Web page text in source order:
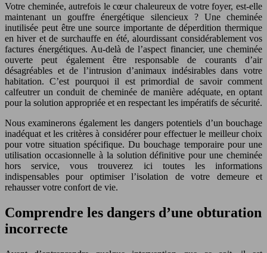
Votre cheminée, autrefois le cœur chaleureux de votre foyer, est-elle
maintenant un gouffre énergétique silencieux ? Une cheminée
inutilisée peut être une source importante de déperdition thermique
en hiver et de surchauffe en été, alourdissant considérablement vos
factures énergétiques. Au-delà de l’aspect financier, une cheminée
ouverte peut également être responsable de courants d’air
désagréables et de l’intrusion d’animaux indésirables dans votre
habitation. C’est pourquoi il est primordial de savoir comment
calfeutrer un conduit de cheminée de manière adéquate, en optant
pour la solution appropriée et en respectant les impératifs de sécurité.
Nous examinerons également les dangers potentiels d’un bouchage
inadéquat et les critères à considérer pour effectuer le meilleur choix
pour votre situation spécifique. Du bouchage temporaire pour une
utilisation occasionnelle à la solution définitive pour une cheminée
hors service, vous trouverez ici toutes les informations
indispensables pour optimiser l’isolation de votre demeure et
rehausser votre confort de vie.
Comprendre les dangers d’une obturation
incorrecte